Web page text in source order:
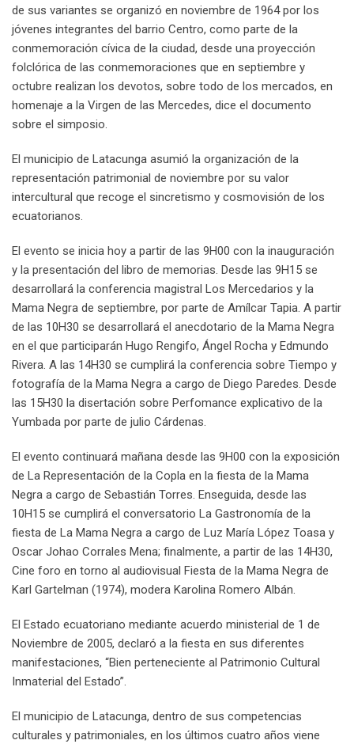
de sus variantes se organizó en noviembre de 1964 por los
jóvenes integrantes del barrio Centro, como parte de la
conmemoración cívica de la ciudad, desde una proyección
folclórica de las conmemoraciones que en septiembre y
octubre realizan los devotos, sobre todo de los mercados, en
homenaje a la Virgen de las Mercedes, dice el documento
sobre el simposio.
El municipio de Latacunga asumió la organización de la
representación patrimonial de noviembre por su valor
intercultural que recoge el sincretismo y cosmovisión de los
ecuatorianos.
El evento se inicia hoy a partir de las 9H00 con la inauguración
y la presentación del libro de memorias. Desde las 9H15 se
desarrollará la conferencia magistral Los Mercedarios y la
Mama Negra de septiembre, por parte de Amílcar Tapia. A partir
de las 10H30 se desarrollará el anecdotario de la Mama Negra
en el que participarán Hugo Rengifo, Ángel Rocha y Edmundo
Rivera. A las 14H30 se cumplirá la conferencia sobre Tiempo y
fotografía de la Mama Negra a cargo de Diego Paredes. Desde
las 15H30 la disertación sobre Perfomance explicativo de la
Yumbada por parte de julio Cárdenas.
El evento continuará mañana desde las 9H00 con la exposición
de La Representación de la Copla en la fiesta de la Mama
Negra a cargo de Sebastián Torres. Enseguida, desde las
10H15 se cumplirá el conversatorio La Gastronomía de la
fiesta de La Mama Negra a cargo de Luz María López Toasa y
Oscar Johao Corrales Mena; finalmente, a partir de las 14H30,
Cine foro en torno al audiovisual Fiesta de la Mama Negra de
Karl Gartelman (1974), modera Karolina Romero Albán.
El Estado ecuatoriano mediante acuerdo ministerial de 1 de
Noviembre de 2005, declaró a la fiesta en sus diferentes
manifestaciones, “Bien perteneciente al Patrimonio Cultural
Inmaterial del Estado”.
El municipio de Latacunga, dentro de sus competencias
culturales y patrimoniales, en los últimos cuatro años viene